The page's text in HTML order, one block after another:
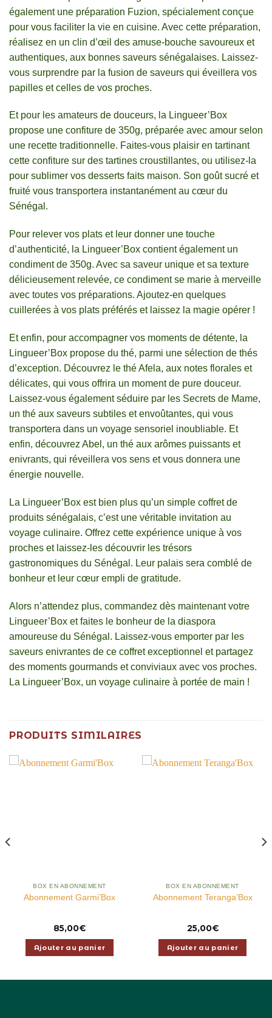
également une préparation Fuzion, spécialement conçue
pour vous faciliter la vie en cuisine. Avec cette préparation,
réalisez en un clin d’œil des amuse-bouche savoureux et
authentiques, aux bonnes saveurs sénégalaises. Laissez-
vous surprendre par la fusion de saveurs qui éveillera vos
papilles et celles de vos proches.
Et pour les amateurs de douceurs, la Lingueer’Box
propose une confiture de 350g, préparée avec amour selon
une recette traditionnelle. Faites-vous plaisir en tartinant
cette confiture sur des tartines croustillantes, ou utilisez-la
pour sublimer vos desserts faits maison. Son goût sucré et
fruité vous transportera instantanément au cœur du
Sénégal.
Pour relever vos plats et leur donner une touche
d’authenticité, la Lingueer’Box contient également un
condiment de 350g. Avec sa saveur unique et sa texture
délicieusement relevée, ce condiment se marie à merveille
avec toutes vos préparations. Ajoutez-en quelques
cuillerées à vos plats préférés et laissez la magie opérer !
Et enfin, pour accompagner vos moments de détente, la
Lingueer’Box propose du thé, parmi une sélection de thés
d’exception. Découvrez le thé Afela, aux notes florales et
délicates, qui vous offrira un moment de pure douceur.
Laissez-vous également séduire par les Secrets de Mame,
un thé aux saveurs subtiles et envoûtantes, qui vous
transportera dans un voyage sensoriel inoubliable. Et
enfin, découvrez Abel, un thé aux arômes puissants et
enivrants, qui réveillera vos sens et vous donnera une
énergie nouvelle.
La Lingueer’Box est bien plus qu’un simple coffret de
produits sénégalais, c’est une véritable invitation au
voyage culinaire. Offrez cette expérience unique à vos
proches et laissez-les découvrir les trésors
gastronomiques du Sénégal. Leur palais sera comblé de
bonheur et leur cœur empli de gratitude.
Alors n’attendez plus, commandez dès maintenant votre
Lingueer’Box et faites le bonheur de la diaspora
amoureuse du Sénégal. Laissez-vous emporter par les
saveurs enivrantes de ce coffret exceptionnel et partagez
des moments gourmands et conviviaux avec vos proches.
La Lingueer’Box, un voyage culinaire à portée de main !
PRODUITS SIMILAIRES
BOX EN ABONNEMENT
Abonnement Garmi’Box
85,00€
Ajouter au panier
BOX EN ABONNEMENT
Abonnement Teranga’Box
25,00€
Ajouter au panier